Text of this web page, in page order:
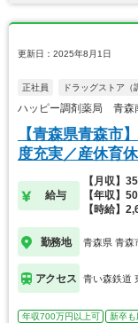
更新日：2025年8月1日
正社員 ドラッグストア（
ハッピー調剤薬局 青森
【青森県青森市
度充実／産休育
給与
【月収】
【年収】
【時給】
勤務地 青森県 青森
アクセス 青い森鉄道
年収700万円以上可 新卒も